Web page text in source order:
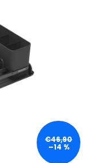
€46,90
–14 %